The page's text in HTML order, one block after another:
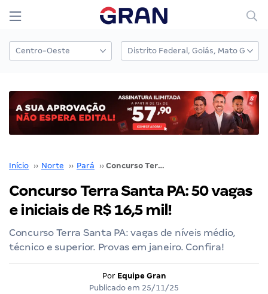
Início ›› Norte ›› Pará ›› Concurso Terra Santa PA: 50 vagas e iniciais de R$ 16,5 mil!
Concurso Terra Santa PA: 50 vagas
e iniciais de R$ 16,5 mil!
Concurso Terra Santa PA: vagas de níveis médio,
técnico e superior. Provas em janeiro. Confira!
Por Equipe Gran
Publicado em 25/11/25